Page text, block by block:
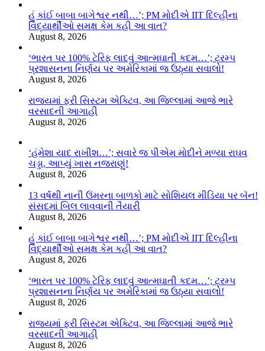
હું કાંઈ બાબા બાગેશ્વર નથી…’; PM મોદીએ IIT દિલ્હીના
વિદ્યાર્થીઓ સમક્ષ કેમ કહી આ વાત?
August 8, 2026
‘ભારત પર 100% ટેરિફ લાદવું આત્મઘાતી કદમ…’; ટ્રમ્પ
પ્રશાસનના નિર્ણય પર અમેરિકામાં જ ઉઠ્યા સવાલો!
August 8, 2026
રાજ્યમાં ફરી સિસ્ટમ એક્ટિવ, આ જિલ્લામાં આજે ભારે
વરસાદની આગાહી
August 8, 2026
‘હંમેશા યાદ રાખીશ…’; સવારે જ પીએમ મોદીને મળ્યા રાઘવ
ચડ્ડા, આપ્યું ખાસ નજરાણું!
August 8, 2026
13 વર્ષથી નાની ઉંમરના બાળકો માટે સોશિયલ મીડિયા પર બૅન!
સંસદમાં બિલ લાવવાની તૈયારી
August 8, 2026
હું કાંઈ બાબા બાગેશ્વર નથી…’; PM મોદીએ IIT દિલ્હીના
વિદ્યાર્થીઓ સમક્ષ કેમ કહી આ વાત?
August 8, 2026
‘ભારત પર 100% ટેરિફ લાદવું આત્મઘાતી કદમ…’; ટ્રમ્પ
પ્રશાસનના નિર્ણય પર અમેરિકામાં જ ઉઠ્યા સવાલો!
August 8, 2026
રાજ્યમાં ફરી સિસ્ટમ એક્ટિવ, આ જિલ્લામાં આજે ભારે
વરસાદની આગાહી
August 8, 2026